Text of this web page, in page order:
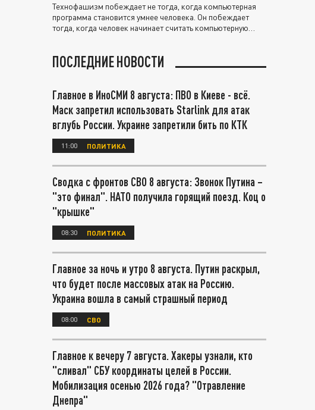
Технофашизм побеждает не тогда, когда компьютерная
программа становится умнее человека. Он побеждает
тогда, когда человек начинает считать компьютерную
ПОСЛЕДНИЕ НОВОСТИ
Главное в ИноСМИ 8 августа: ПВО в Киеве - всё.
Маск запретил использовать Starlink для атак
вглубь России. Украине запретили бить по КТК
11:00 ПОЛИТИКА
Сводка с фронтов СВО 8 августа: Звонок Путина –
"это финал". НАТО получила горящий поезд. Коц о
"крышке"
08:30 ПОЛИТИКА
Главное за ночь и утро 8 августа. Путин раскрыл,
что будет после массовых атак на Россию.
Украина вошла в самый страшный период
08:00 СВО
Главное к вечеру 7 августа. Хакеры узнали, кто
"сливал" СБУ координаты целей в России.
Мобилизация осенью 2026 года? "Отравление
Днепра"